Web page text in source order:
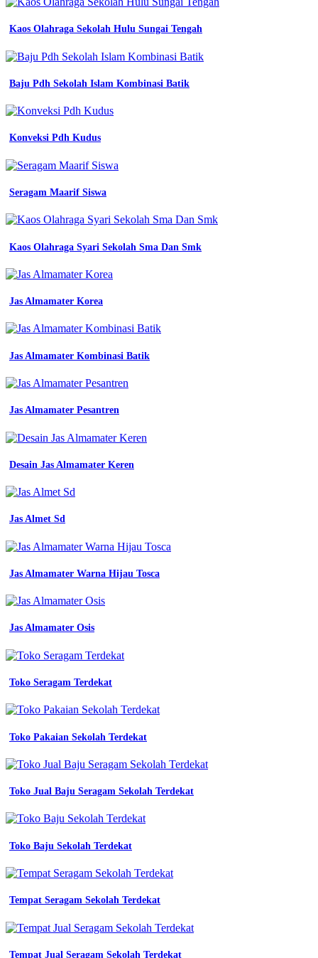
Baju
Kerja
Engineer
Lengann
Panjang
Baju
Seragam
Kerja
Engineer
Lengann
Lazada
jual
engineer
workwear
glisten
blue
kerja
Baju
kerja
lengan
baju
kerja
lucu
reflektor
lengan
jual
kerja
lengan
seragam
lapangan
safty
mekanik
jual
baju
kemeja
pdl
wanita
lengan
seragam
tactical
baju
seragam
kerja
Kaos Olahraga Sekolah Hulu Sungai Tengah
Baju Pdh Sekolah Islam Kombinasi Batik
Konveksi Pdh Kudus
Seragam Maarif Siswa
Kaos Olahraga Syari Sekolah Sma Dan Smk
Jas Almamater Korea
Jas Almamater Kombinasi Batik
Jas Almamater Pesantren
Desain Jas Almamater Keren
Jas Almet Sd
Jas Almamater Warna Hijau Tosca
Jas Almamater Osis
Toko Seragam Terdekat
Toko Pakaian Sekolah Terdekat
Toko Jual Baju Seragam Sekolah Terdekat
Toko Baju Sekolah Terdekat
Tempat Seragam Sekolah Terdekat
Tempat Jual Seragam Sekolah Terdekat